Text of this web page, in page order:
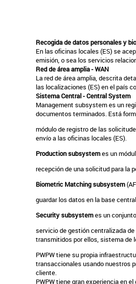
Recogida de datos personales y
En las oficinas locales (ES) se
emisión, o sea los servicios
Red de área amplia - WAN
La red de área amplia, descrita
las localizaciones (ES) en el país
Sistema Central - Central System
Management subsystem es un
documentos terminados. Está
módulo de registro de las
envío a las oficinas locales (ES).
Production subsystemes un
recepción de una solicitud para la
Biometric Matching subsystem
guardar los datos en la base
Security subsystemes un
servicio de gestión centralizada
transmitidos por ellos, sistema de
PWPW tiene su propia
transaccionales usando nuestros
cliente.
PWPW tiene gran experiencia en